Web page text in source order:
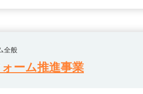
全般
ーム推進事業